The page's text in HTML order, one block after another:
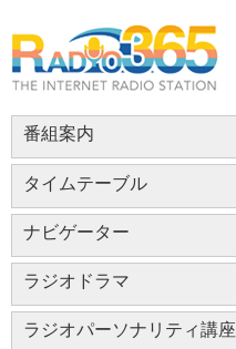
番組案内
タイムテーブル
ナビゲーター
ラジオドラマ
ラジオパーソナリティ講座